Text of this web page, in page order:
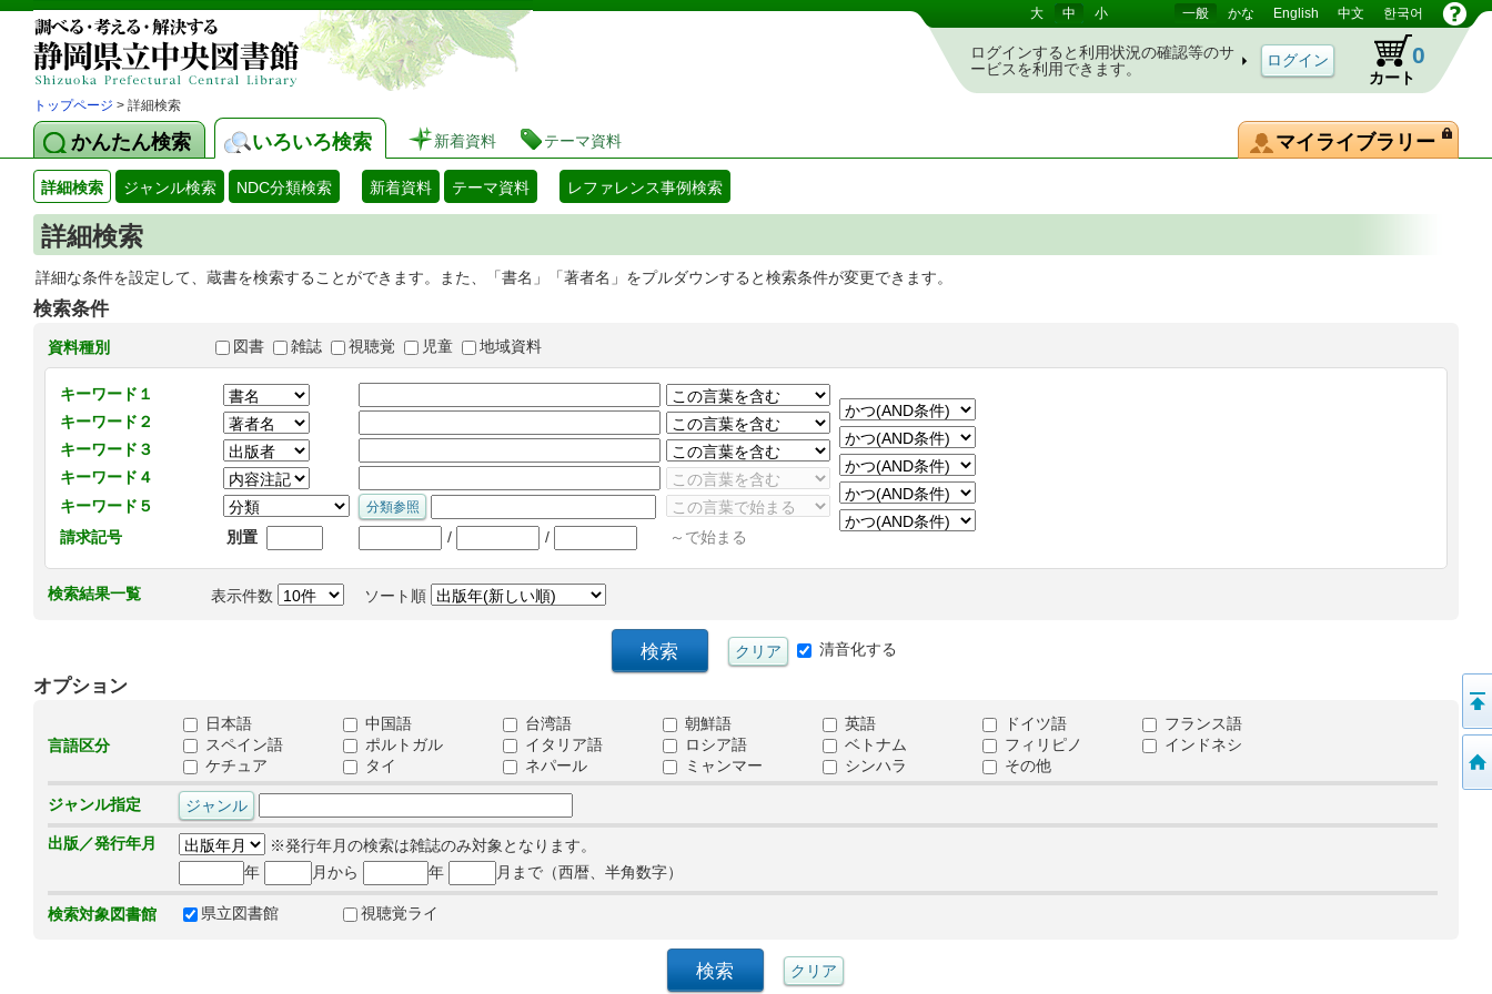
静岡県立図書館 蔵書検索・予約システム 大 中 小 一般 かな English 中文 한국어
ログインすると利用状況の確認等のサ
ービスを利用できます。
カート
0
トップページ > 詳細検索
かんたん検索 いろいろ検索 新着資料 テーマ資料 マイライブラリー
詳細検索 ジャンル検索 NDC分類検索 新着資料 テーマ資料 レファレンス事例検索
詳細検索
詳細な条件を設定して、蔵書を検索することができます。また、「書名」「著者名」をプルダウンすると検索条件が変更できます。
検索条件
資料種別 図書 雑誌 視聴覚 児童 地域資料
キーワード１
キーワード２
キーワード３
キーワード４
キーワード５
請求記号
別置 / / ～で始まる
検索結果一覧 表示件数 ソート順
清音化する
オプション
言語区分
日本語 中国語 台湾語 朝鮮語 英語 ドイツ語
フランス語
スペイン語
ポルトガル イタリア語 ロシア語 ベトナム フィリピノ
インドネシ
ケチュア
タイ ネパール ミャンマー シンハラ その他
ジャンル指定
出版／発行年月
※発行年月の検索は雑誌のみ対象となります。
年
月から 年 月まで（西暦、半角数字）
検索対象図書館 県立図書館 視聴覚ライ